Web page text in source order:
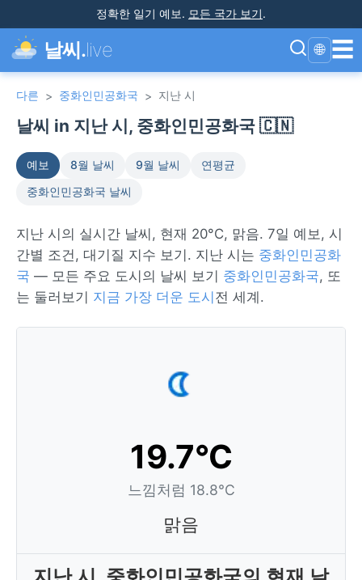
정확한 일기 예보. 모든 국가 보기.
날씨.live 🌐 ☰
다른 > 중화인민공화국 > 지난 시
날씨 in 지난 시, 중화인민공화국 🇨🇳
예보 8월 날씨 9월 날씨
연평균
중화인민공화국 날씨
지난 시의 실시간 날씨, 현재 20°C, 맑음. 7일 예보, 시
간별 조건, 대기질 지수 보기. 지난 시는 중화인민공화
국 — 모든 주요 도시의 날씨 보기 중화인민공화국, 또
는 둘러보기 지금 가장 더운 도시 전 세계.
19.7°C
느낌처럼 18.8°C
맑음